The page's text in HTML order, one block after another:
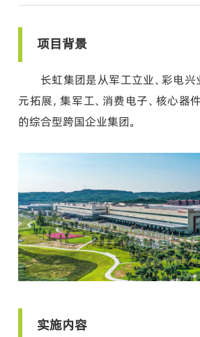
项目背景
长虹集团是从军工立业、彩电兴
元拓展，集军工、消费电子、核心器
的综合型跨国企业集团。
实施内容